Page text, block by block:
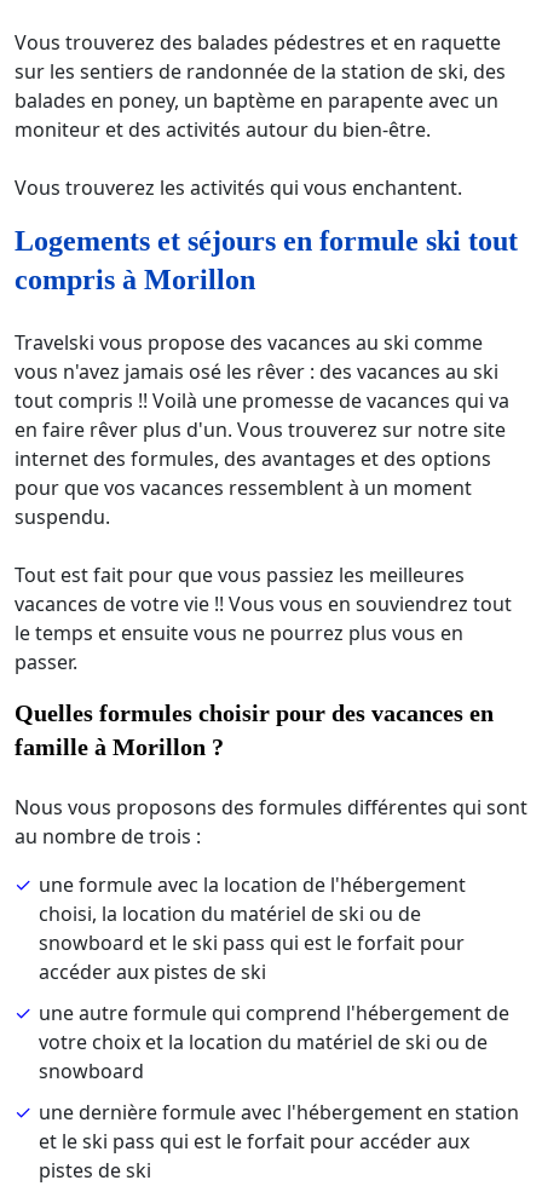
Vous trouverez des balades pédestres et en raquette
sur les sentiers de randonnée de la station de ski, des
balades en poney, un baptème en parapente avec un
moniteur et des activités autour du bien-être.
Vous trouverez les activités qui vous enchantent.
Logements et séjours en formule ski tout
compris à Morillon
Travelski vous propose des vacances au ski comme
vous n'avez jamais osé les rêver : des vacances au ski
tout compris !! Voilà une promesse de vacances qui va
en faire rêver plus d'un. Vous trouverez sur notre site
internet des formules, des avantages et des options
pour que vos vacances ressemblent à un moment
suspendu.
Tout est fait pour que vous passiez les meilleures
vacances de votre vie !! Vous vous en souviendrez tout
le temps et ensuite vous ne pourrez plus vous en
passer.
Quelles formules choisir pour des vacances en
famille à Morillon ?
Nous vous proposons des formules différentes qui sont
au nombre de trois :
une formule avec la location de l'hébergement
choisi, la location du matériel de ski ou de
snowboard et le ski pass qui est le forfait pour
accéder aux pistes de ski
une autre formule qui comprend l'hébergement de
votre choix et la location du matériel de ski ou de
snowboard
une dernière formule avec l'hébergement en station
et le ski pass qui est le forfait pour accéder aux
pistes de ski